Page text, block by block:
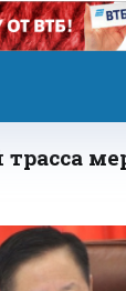
трасса